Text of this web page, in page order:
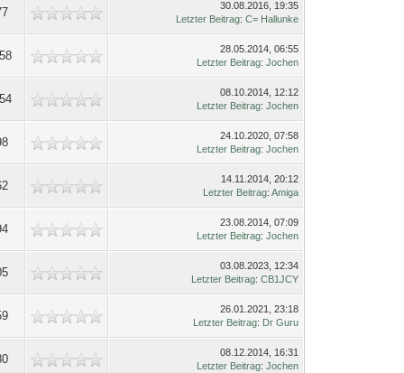
30.08.2016, 19:35
Letzter Beitrag:C= Hallunke
28.05.2014, 06:55
Letzter Beitrag:Jochen
08.10.2014, 12:12
Letzter Beitrag:Jochen
24.10.2020, 07:58
Letzter Beitrag:Jochen
14.11.2014, 20:12
Letzter Beitrag:Amiga
23.08.2014, 07:09
Letzter Beitrag:Jochen
03.08.2023, 12:34
Letzter Beitrag:CB1JCY
26.01.2021, 23:18
Letzter Beitrag: Dr Guru
08.12.2014, 16:31
Letzter Beitrag:Jochen